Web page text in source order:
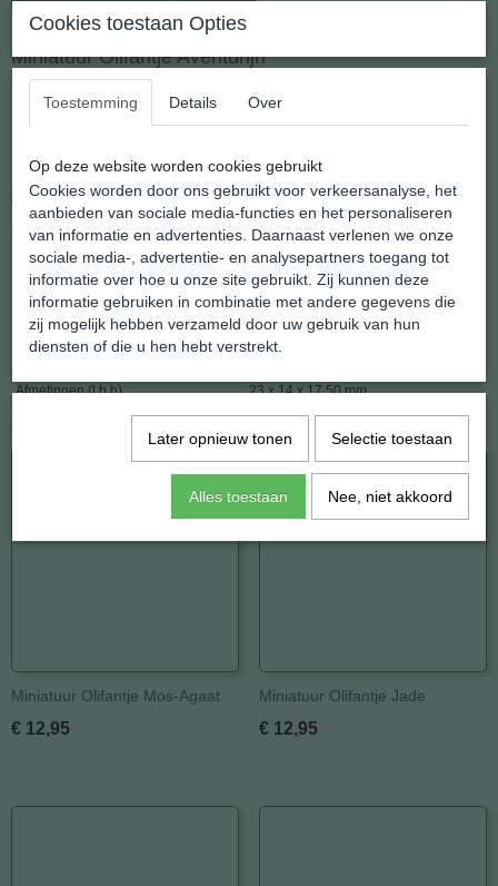
Miniatuur Olifantje Aventurijn
Speciaal voor de echte verzamelaar.
Een miniatuur tot in detail gesneden uit natuurlijk Aventurijn
Afmeting: lxhxb 23 x 17.5 x 14 mm.
Gewicht: 7 gram
Herkomst: China
Specificaties
Afmetingen (l,b,h) 23 x 14 x 17,50 mm
Miniatuur Olifantje Mos-Agaat
€ 12,95
Miniatuur Olifantje Jade
€ 12,95
Cookies toestaan Opties
Toestemming Details Over
Op deze website worden cookies gebruikt
Cookies worden door ons gebruikt voor verkeersanalyse, het
aanbieden van sociale media-functies en het personaliseren
van informatie en advertenties. Daarnaast verlenen we onze
sociale media-, advertentie- en analysepartners toegang tot
informatie over hoe u onze site gebruikt. Zij kunnen deze
informatie gebruiken in combinatie met andere gegevens die
zij mogelijk hebben verzameld door uw gebruik van hun
diensten of die u hen hebt verstrekt.
Later opnieuw tonen Selectie toestaan
Alles toestaan Nee, niet akkoord